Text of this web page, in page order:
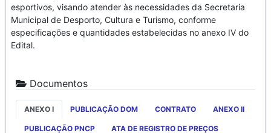
esportivos, visando atender às necessidades da Secretaria
Municipal de Desporto, Cultura e Turismo, conforme
especificações e quantidades estabelecidas no anexo IV do
Edital.
Documentos
ANEXO I PUBLICAÇÃO DOM CONTRATO ANEXO II
PUBLICAÇÃO PNCP ATA DE REGISTRO DE PREÇOS